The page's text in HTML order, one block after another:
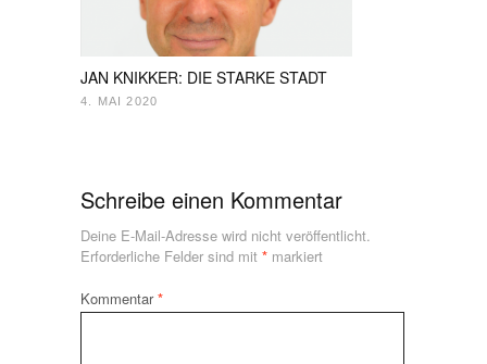
JAN KNIKKER: DIE STARKE STADT
4. MAI 2020
Schreibe einen Kommentar
Deine E-Mail-Adresse wird nicht veröffentlicht.
Erforderliche Felder sind mit * markiert
Kommentar*